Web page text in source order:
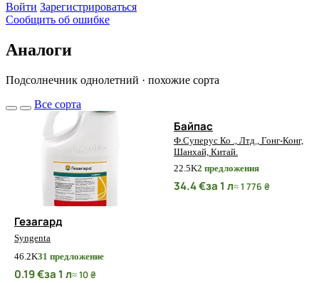
Войти Зарегистрироваться
Сообщить об ошибке
Аналоги
Подсолнечник однолетний · похожие сорта
Все сорта
Гезагард
Syngenta
46.2K31 предложение
0.19 €за 1 л≈ 10 ₴
Байпас
Ф.Суперус Ко ., Лтд., Гонг-Конг,
Шанхай, Китай.
22.5K2 предложения
34.4 €за 1 л≈ 1 776 ₴